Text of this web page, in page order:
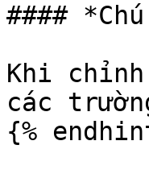
####
Khi
các
{%